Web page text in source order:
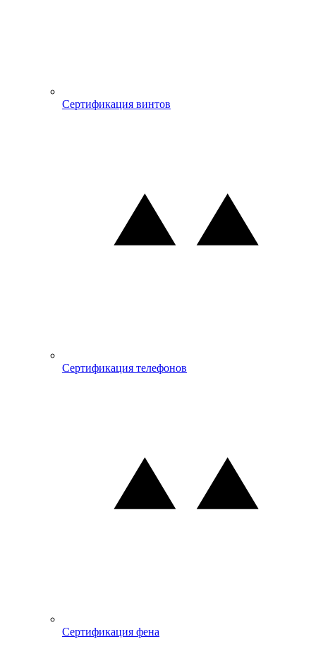
Сертификация винтов
Сертификация телефонов
Сертификация фена